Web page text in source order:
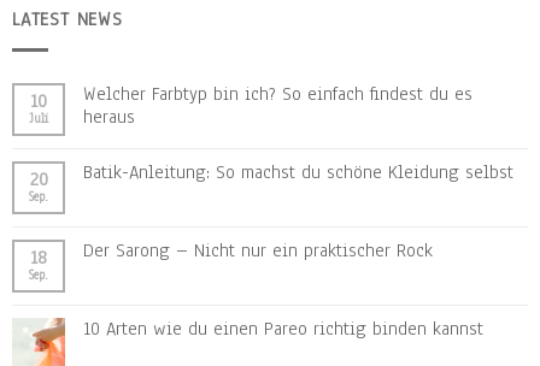
LATEST NEWS
10
Juli
Welcher Farbtyp bin ich? So einfach findest du es
heraus
20
Sep.
Batik-Anleitung: So machst du schöne Kleidung selbst
18
Sep.
Der Sarong – Nicht nur ein praktischer Rock
10 Arten wie du einen Pareo richtig binden kannst